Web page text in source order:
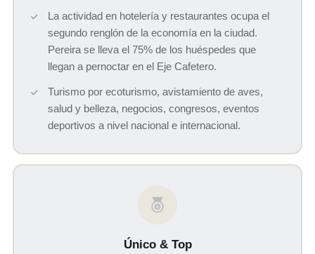
La actividad en hotelería y restaurantes ocupa el
segundo renglón de la economía en la ciudad.
Pereira se lleva el 75% de los huéspedes que
llegan a pernoctar en el Eje Cafetero.
Turismo por ecoturismo, avistamiento de aves,
salud y belleza, negocios, congresos, eventos
deportivos a nivel nacional e internacional.
Único & Top